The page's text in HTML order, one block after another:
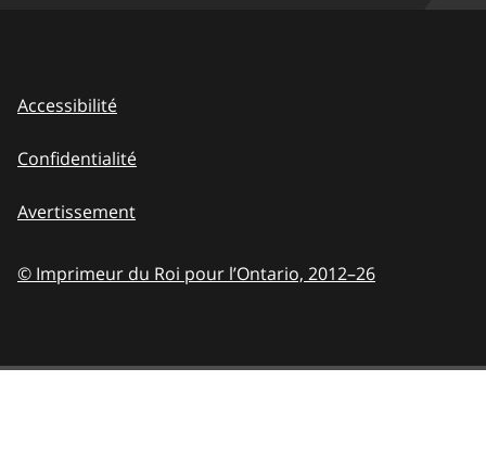
Accessibilité
Confidentialité
Avertissement
© Imprimeur du Roi pour l’Ontario, 2012–26